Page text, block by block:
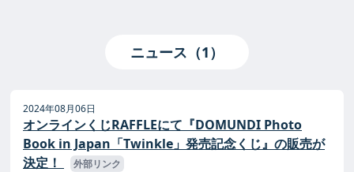
ニュース（1）
2024年08月06日
オンラインくじRAFFLEにて『DOMUNDI Photo
Book in Japan「Twinkle」発売記念くじ』の販売が
決定！
外部リンク